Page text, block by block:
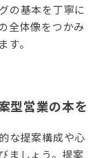
の基本を丁寧に
全体像をつかみ
。
型営業の本を
な提案構成や心
ましょう。提案